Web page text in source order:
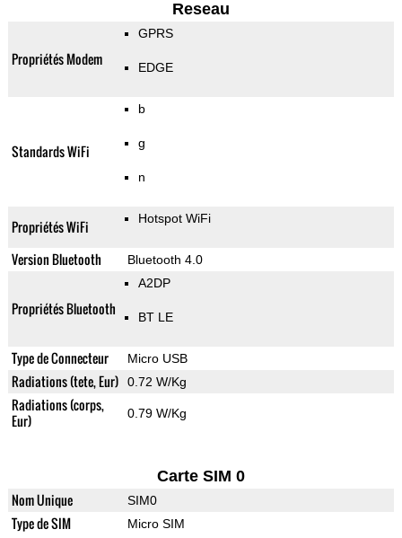
Reseau
Propriétés Modem
GPRS
EDGE
Standards WiFi
b
g
n
Propriétés WiFi Hotspot WiFi
Version Bluetooth Bluetooth 4.0
Propriétés Bluetooth
A2DP
BT LE
Type de Connecteur Micro USB
Radiations (tete, Eur) 0.72 W/Kg
Radiations (corps,
Eur)
0.79 W/Kg
Carte SIM 0
Nom Unique SIM0
Type de SIM Micro SIM